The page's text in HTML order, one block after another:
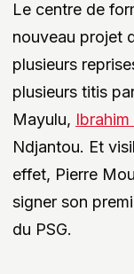
Le centre de
nouveau projet
plusieurs
plusieurs titis
Mayulu,
Ndjantou. Et
effet, Pierre
signer son
du PSG.